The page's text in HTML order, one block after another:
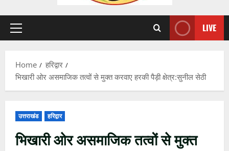
Primary
LIVE
Home
हरिद्वार
भिखारी ओर असमाजिक तत्वों से मुक्त करवाए हरकी पैड़ी क्षेत्र:सुनील सेठी
उत्तराखंड हरिद्वार
भिखारी ओर असमाजिक तत्वों से मुक्त